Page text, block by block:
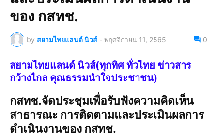
ของ กสทช.
by สยามไทยแลนด์ นิวส์ - พฤศจิกายน 11, 2565 0
สยามไทยแลนด์ นิวส์(ทุกทิศ ทั่วไทย ข่าวสาร
กว้างไกล คุณธรรมนำใจประชาชน)
กสทช.จัดประชุมเพื่อรับฟังความคิดเห็น
สาธารณะ การติดตามและประเมินผลการ
ดำเนินงานของ กสทช.